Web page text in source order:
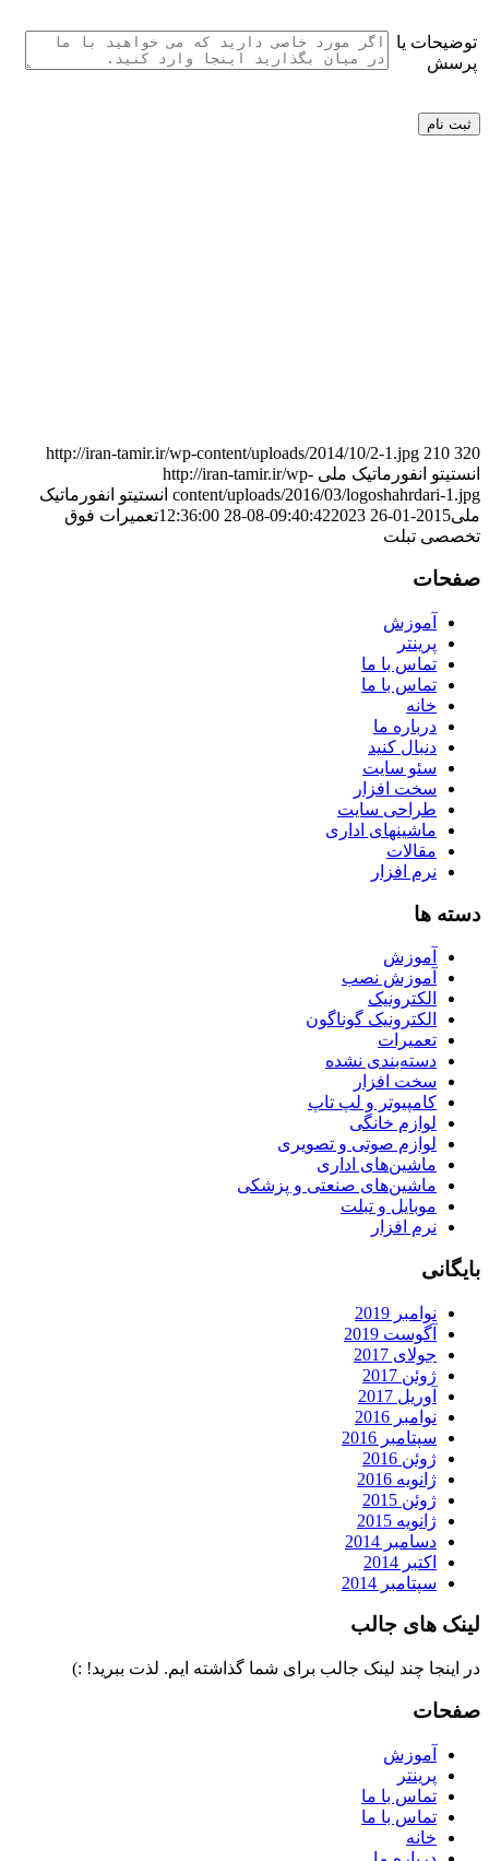
توضیحات یا
پرسش
http://iran-tamir.ir/wp-content/uploads/2014/10/2-1.jpg 210 320
انستیتو انفورماتیک ملی http://iran-tamir.ir/wp-
content/uploads/2016/03/logoshahrdari-1.jpg انستیتو انفورماتیک
ملی2015-01-26 09:40:42
2023-08-28 12:36:00
تعمیرات فوق
تخصصی تبلت
صفحات
آموزش
پرینتر
تماس با ما
تماس با ما
خانه
درباره ما
دنبال کنید
سئو سایت
سخت افزار
طراحی سایت
ماشینهای اداری
مقالات
نرم افزار
دسته ها
آموزش
آموزش نصب
الکترونیک
الکترونیک گوناگون
تعمیرات
دسته‌بندی نشده
سخت افزار
کامپیوتر و لپ تاپ
لوازم خانگی
لوازم صوتی و تصویری
ماشین‌های اداری
ماشین‌های صنعتی و پزشکی
موبایل و تبلت
نرم افزار
بایگانی
نوامبر 2019
آگوست 2019
جولای 2017
ژوئن 2017
آوریل 2017
نوامبر 2016
سپتامبر 2016
ژوئن 2016
ژانویه 2016
ژوئن 2015
ژانویه 2015
دسامبر 2014
اکتبر 2014
سپتامبر 2014
لینک های جالب
در اینجا چند لینک جالب برای شما گذاشته ایم. لذت ببرید! :)
صفحات
آموزش
پرینتر
تماس با ما
تماس با ما
خانه